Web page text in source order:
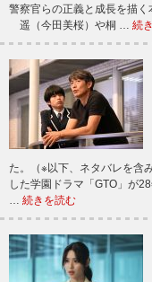
警察官らの正義と成長を描く
遥（今田美桜）や桐 … 続
た。（※以下、ネタバレを
した学園ドラマ「GTO」が
続きを読む